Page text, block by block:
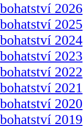
2026
2025
2024
2023
2022
2021
2020
2019